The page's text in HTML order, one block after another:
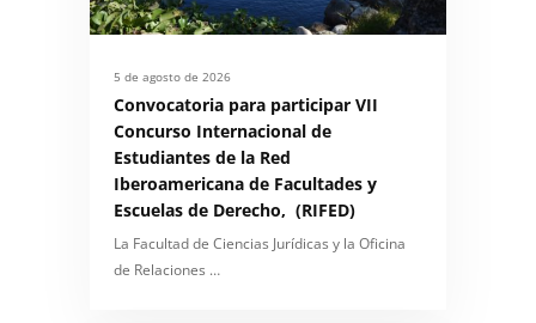
5 de agosto de 2026
Convocatoria para participar VII
Concurso Internacional de
Estudiantes de la Red
Iberoamericana de Facultades y
Escuelas de Derecho, (RIFED)
La Facultad de Ciencias Jurídicas y la Oficina
de Relaciones …